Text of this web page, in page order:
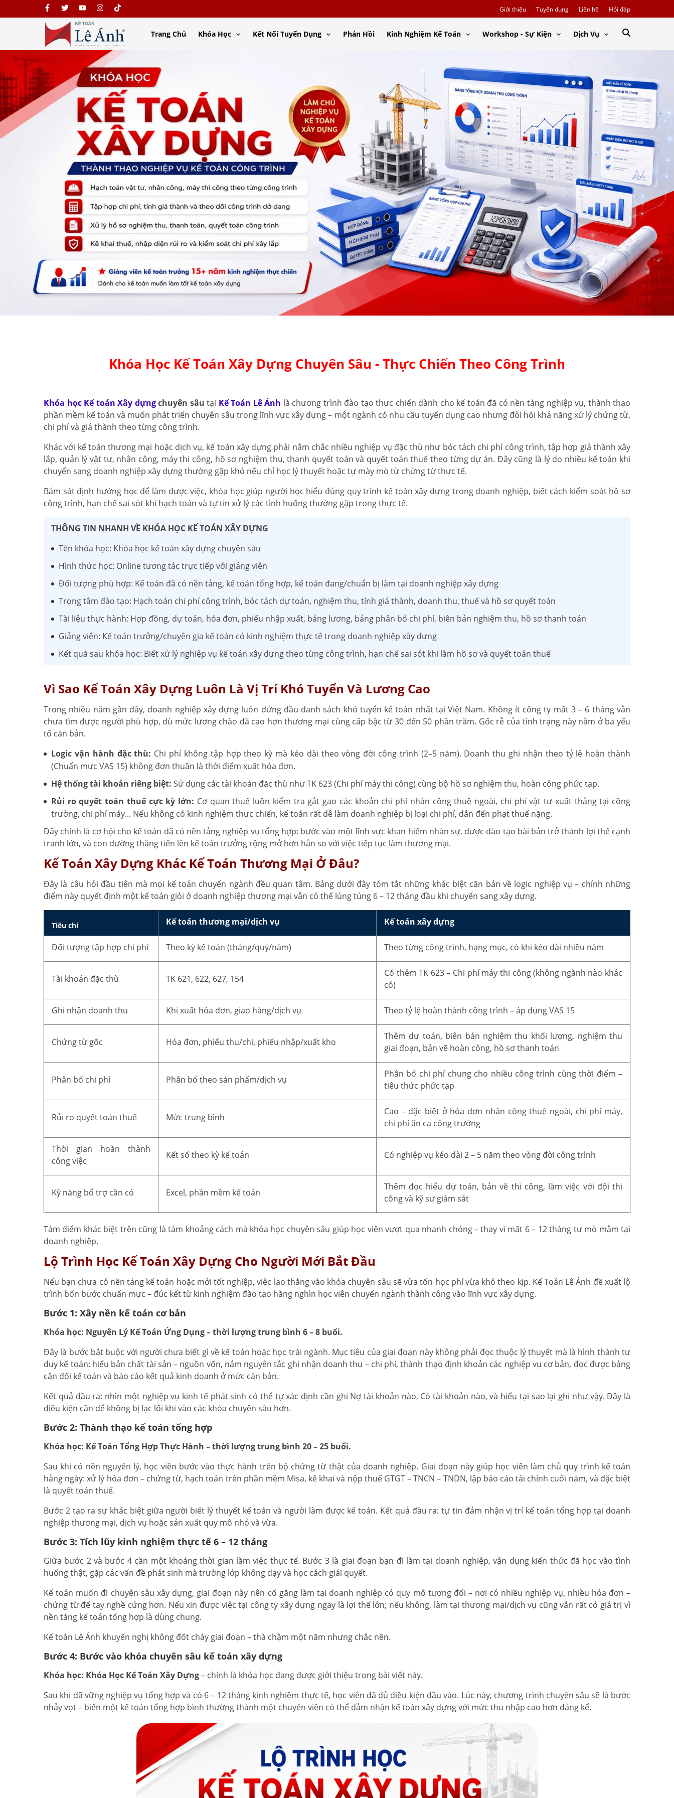
Giới thiệu Tuyển dụng Liên hệ Hỏi đáp
Trang Chủ Khóa Học Kết Nối Tuyển Dụng Phản Hồi Kinh Nghiệm Kế Toán Workshop - Sự Kiện Dịch Vụ
Khóa Học Kế Toán Xây Dựng Chuyên Sâu - Thực Chiến Theo Công Trình
Khóa học Kế toán Xây dựngchuyên sâu tại Kế Toán Lê Ánh là chương trình đào tạo thực chiến dành cho kế toán đã có nền tảng nghiệp vụ, thành thạo
phần mềm kế toán và muốn phát triển chuyên sâu trong lĩnh vực xây dựng – một ngành có nhu cầu tuyển dụng cao nhưng đòi hỏi khả năng xử lý chứng từ,
chi phí và giá thành theo từng công trình.
Khác với kế toán thương mại hoặc dịch vụ, kế toán xây dựng phải nắm chắc nhiều nghiệp vụ đặc thù như bóc tách chi phí công trình, tập hợp giá thành xây
lắp, quản lý vật tư, nhân công, máy thi công, hồ sơ nghiệm thu, thanh quyết toán và quyết toán thuế theo từng dự án. Đây cũng là lý do nhiều kế toán khi
chuyển sang doanh nghiệp xây dựng thường gặp khó nếu chỉ học lý thuyết hoặc tự mày mò từ chứng từ thực tế.
Bám sát định hướng học để làm được việc, khóa học giúp người học hiểu đúng quy trình kế toán xây dựng trong doanh nghiệp, biết cách kiểm soát hồ sơ
công trình, hạn chế sai sót khi hạch toán và tự tin xử lý các tình huống thường gặp trong thực tế.
THÔNG TIN NHANH VỀ KHÓA HỌC KẾ TOÁN XÂY DỰNG
Tên khóa học: Khóa học kế toán xây dựng chuyên sâu
Hình thức học: Online tương tác trực tiếp với giảng viên
Đối tượng phù hợp: Kế toán đã có nền tảng, kế toán tổng hợp, kế toán đang/chuẩn bị làm tại doanh nghiệp xây dựng
Trọng tâm đào tạo: Hạch toán chi phí công trình, bóc tách dự toán, nghiệm thu, tính giá thành, doanh thu, thuế và hồ sơ quyết toán
Tài liệu thực hành: Hợp đồng, dự toán, hóa đơn, phiếu nhập xuất, bảng lương, bảng phân bổ chi phí, biên bản nghiệm thu, hồ sơ thanh toán
Giảng viên: Kế toán trưởng/chuyên gia kế toán có kinh nghiệm thực tế trong doanh nghiệp xây dựng
Kết quả sau khóa học: Biết xử lý nghiệp vụ kế toán xây dựng theo từng công trình, hạn chế sai sót khi làm hồ sơ và quyết toán thuế
Vì Sao Kế Toán Xây Dựng Luôn Là Vị Trí Khó Tuyển Và Lương Cao
Trong nhiều năm gần đây, doanh nghiệp xây dựng luôn đứng đầu danh sách khó tuyển kế toán nhất tại Việt Nam. Không ít công ty mất 3 – 6 tháng vẫn
chưa tìm được người phù hợp, dù mức lương chào đã cao hơn thương mại cùng cấp bậc từ 30 đến 50 phần trăm. Gốc rễ của tình trạng này nằm ở ba yếu
tố căn bản.
Logic vận hành đặc thù: Chi phí không tập hợp theo kỳ mà kéo dài theo vòng đời công trình (2–5 năm). Doanh thu ghi nhận theo tỷ lệ hoàn thành
(Chuẩn mực VAS 15) không đơn thuần là thời điểm xuất hóa đơn.
Hệ thống tài khoản riêng biệt: Sử dụng các tài khoản đặc thù như TK 623 (Chi phí máy thi công) cùng bộ hồ sơ nghiệm thu, hoàn công phức tạp.
Rủi ro quyết toán thuế cực kỳ lớn: Cơ quan thuế luôn kiểm tra gắt gao các khoản chi phí nhân công thuê ngoài, chi phí vật tư xuất thẳng tại công
trường, chi phí máy... Nếu không có kinh nghiệm thực chiến, kế toán rất dễ làm doanh nghiệp bị loại chi phí, dẫn đến phạt thuế nặng.
Đây chính là cơ hội cho kế toán đã có nền tảng nghiệp vụ tổng hợp: bước vào một lĩnh vực khan hiếm nhân sự, được đào tạo bài bản trở thành lợi thế cạnh
tranh lớn, và con đường thăng tiến lên kế toán trưởng rộng mở hơn hẳn so với việc tiếp tục làm thương mại.
Kế Toán Xây Dựng Khác Kế Toán Thương Mại Ở Đâu?
Đây là câu hỏi đầu tiên mà mọi kế toán chuyển ngành đều quan tâm. Bảng dưới đây tóm tắt những khác biệt căn bản về logic nghiệp vụ – chính những
điểm này quyết định một kế toán giỏi ở doanh nghiệp thương mại vẫn có thể lúng túng 6 – 12 tháng đầu khi chuyển sang xây dựng.
Tiêu chí Kế toán thương mại/dịch vụ Kế toán xây dựng
Đối tượng tập hợp chi phí Theo kỳ kế toán (tháng/quý/năm) Theo từng công trình, hạng mục, có khi kéo dài nhiều năm
Tài khoản đặc thù TK 621, 622, 627, 154
Có thêm TK 623 – Chi phí máy thi công (không ngành nào khác
có)
Ghi nhận doanh thu Khi xuất hóa đơn, giao hàng/dịch vụ Theo tỷ lệ hoàn thành công trình – áp dụng VAS 15
Chứng từ gốc Hóa đơn, phiếu thu/chi, phiếu nhập/xuất kho
Thêm dự toán, biên bản nghiệm thu khối lượng, nghiệm thu
giai đoạn, bản vẽ hoàn công, hồ sơ thanh toán
Phân bổ chi phí Phân bổ theo sản phẩm/dịch vụ
Phân bổ chi phí chung cho nhiều công trình cùng thời điểm –
tiêu thức phức tạp
Rủi ro quyết toán thuế Mức trung bình
Cao – đặc biệt ở hóa đơn nhân công thuê ngoài, chi phí máy,
chi phí ăn ca công trường
Thời gian hoàn thành
công việc
Kết sổ theo kỳ kế toán Có nghiệp vụ kéo dài 2 – 5 năm theo vòng đời công trình
Kỹ năng bổ trợ cần có Excel, phần mềm kế toán
Thêm đọc hiểu dự toán, bản vẽ thi công, làm việc với đội thi
công và kỹ sư giám sát
Tám điểm khác biệt trên cũng là tám khoảng cách mà khóa học chuyên sâu giúp học viên vượt qua nhanh chóng – thay vì mất 6 – 12 tháng tự mò mẫm tại
doanh nghiệp.
Lộ Trình Học Kế Toán Xây Dựng Cho Người Mới Bắt Đầu
Nếu bạn chưa có nền tảng kế toán hoặc mới tốt nghiệp, việc lao thẳng vào khóa chuyên sâu sẽ vừa tốn học phí vừa khó theo kịp. Kế Toán Lê Ánh đề xuất lộ
trình bốn bước chuẩn mực – đúc kết từ kinh nghiệm đào tạo hàng nghìn học viên chuyển ngành thành công vào lĩnh vực xây dựng.
Bước 1: Xây nền kế toán cơ bản
Khóa học: Nguyên Lý Kế Toán Ứng Dụng – thời lượng trung bình 6 – 8 buổi.
Đây là bước bắt buộc với người chưa biết gì về kế toán hoặc học trái ngành. Mục tiêu của giai đoạn này không phải đọc thuộc lý thuyết mà là hình thành tư
duy kế toán: hiểu bản chất tài sản – nguồn vốn, nắm nguyên tắc ghi nhận doanh thu – chi phí, thành thạo định khoản các nghiệp vụ cơ bản, đọc được bảng
cân đối kế toán và báo cáo kết quả kinh doanh ở mức căn bản.
Kết quả đầu ra: nhìn một nghiệp vụ kinh tế phát sinh có thể tự xác định cần ghi Nợ tài khoản nào, Có tài khoản nào, và hiểu tại sao lại ghi như vậy. Đây là
điều kiện cần để không bị lạc lối khi vào các khóa chuyên sâu hơn.
Bước 2: Thành thạo kế toán tổng hợp
Khóa học: Kế Toán Tổng Hợp Thực Hành – thời lượng trung bình 20 – 25 buổi.
Sau khi có nền nguyên lý, học viên bước vào thực hành trên bộ chứng từ thật của doanh nghiệp. Giai đoạn này giúp học viên làm chủ quy trình kế toán
hằng ngày: xử lý hóa đơn – chứng từ, hạch toán trên phần mềm Misa, kê khai và nộp thuế GTGT – TNCN – TNDN, lập báo cáo tài chính cuối năm, và đặc biệt
là quyết toán thuế.
Bước 2 tạo ra sự khác biệt giữa người biết lý thuyết kế toán và người làm được kế toán. Kết quả đầu ra: tự tin đảm nhận vị trí kế toán tổng hợp tại doanh
nghiệp thương mại, dịch vụ hoặc sản xuất quy mô nhỏ và vừa.
Bước 3: Tích lũy kinh nghiệm thực tế 6 – 12 tháng
Giữa bước 2 và bước 4 cần một khoảng thời gian làm việc thực tế. Bước 3 là giai đoạn bạn đi làm tại doanh nghiệp, vận dụng kiến thức đã học vào tình
huống thật, gặp các vấn đề phát sinh mà trường lớp không dạy và học cách giải quyết.
Kế toán muốn đi chuyên sâu xây dựng, giai đoạn này nên cố gắng làm tại doanh nghiệp có quy mô tương đối – nơi có nhiều nghiệp vụ, nhiều hóa đơn –
chứng từ để tay nghề cứng hơn. Nếu xin được việc tại công ty xây dựng ngay là lợi thế lớn; nếu không, làm tại thương mại/dịch vụ cũng vẫn rất có giá trị vì
nền tảng kế toán tổng hợp là dùng chung.
Kế toán Lê Ánh khuyến nghị không đốt cháy giai đoạn – thà chậm một năm nhưng chắc nền.
Bước 4: Bước vào khóa chuyên sâu kế toán xây dựng
Khóa học: Khóa Học Kế Toán Xây Dựng– chính là khóa học đang được giới thiệu trong bài viết này.
Sau khi đã vững nghiệp vụ tổng hợp và có 6 – 12 tháng kinh nghiệm thực tế, học viên đã đủ điều kiện đầu vào. Lúc này, chương trình chuyên sâu sẽ là bước
nhảy vọt – biến một kế toán tổng hợp bình thường thành một chuyên viên có thể đảm nhận kế toán xây dựng với mức thu nhập cao hơn đáng kể.